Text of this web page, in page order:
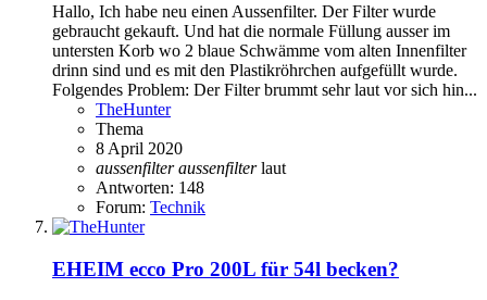
Hallo, Ich habe neu einen Aussenfilter. Der Filter wurde
gebraucht gekauft. Und hat die normale Füllung ausser im
untersten Korb wo 2 blaue Schwämme vom alten Innenfilter
drinn sind und es mit den Plastikröhrchen aufgefüllt wurde.
Folgendes Problem: Der Filter brummt sehr laut vor sich hin...
TheHunter
Thema
8 April 2020
aussenfilter aussenfilterlaut
Antworten: 148
Forum: Technik
EHEIM ecco Pro 200L für 54l becken?